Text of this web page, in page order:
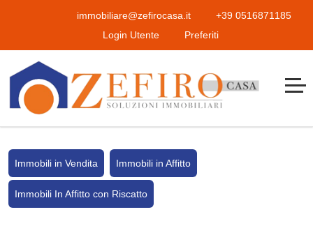
immobiliare@zefirocasa.it
+39 0516871185
Login Utente
Preferiti
Immobili in Vendita Immobili in Affitto
Immobili In Affitto con Riscatto